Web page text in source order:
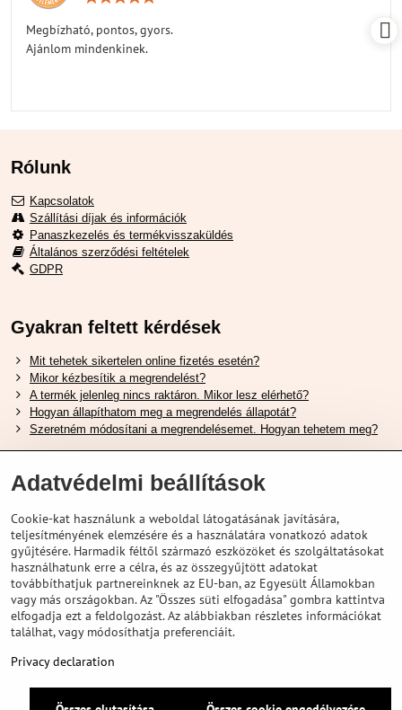
Megbízható, pontos, gyors.
Ajánlom mindenkinek.
Rólunk
Kapcsolatok
Szállítási díjak és információk
Panaszkezelés és termékvisszaküldés
Általános szerződési feltételek
GDPR
Gyakran feltett kérdések
Mit tehetek sikertelen online fizetés esetén?
Mikor kézbesítik a megrendelést?
A termék jelenleg nincs raktáron. Mikor lesz elérhető?
Hogyan állapíthatom meg a megrendelés állapotát?
Szeretném módosítani a megrendelésemet. Hogyan tehetem meg?
Hasznos Linkek
Hogyan válasszuk ki a megfelelő felfüggesztési villát ?
Hogyan válasszuk ki a megfelelő méretű sisakot?
Shimano E-Bike Akkumulátor Útmutató
Schwalbe Tubeless Gumik Felfedezése
Adatvédelmi beállítások
Cookie-kat használunk a weboldal látogatásának javítására,
teljesítményének elemzésére és a használatára vonatkozó adatok
gyűjtésére. Harmadik féltől származó eszközöket és szolgáltatásokat
használhatunk erre a célra, és az összegyűjtött adatokat
továbbíthatjuk partnereinknek az EU-ban, az Egyesült Államokban
vagy más országokban. Az "Összes süti elfogadása" gombra kattintva
elfogadja ezt a feldolgozást. Az alábbiakban részletes információkat
találhat, vagy módosíthatja preferenciáit.
Privacy declaration